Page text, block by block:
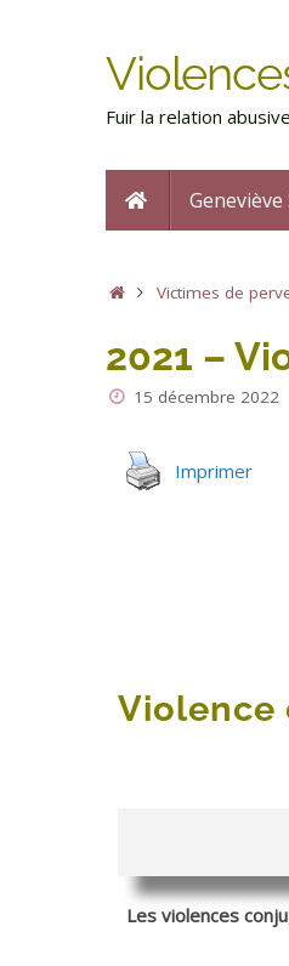
Fuir la relation
Geneviève
Victimes de
2021 –
15 décembre 2022
Imprimer
Violence
Les violences